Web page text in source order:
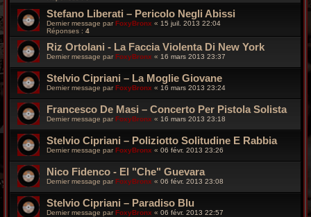
Stefano Liberati – Pericolo Negli Abissi
Dernier message parFoxyBronx « 15 juil. 2013 22:04
Réponses : 4
Riz Ortolani - La Faccia Violenta Di New York
Dernier message par FoxyBronx « 16 mars 2013 23:37
Stelvio Cipriani – La Moglie Giovane
Dernier message parFoxyBronx « 16 mars 2013 23:24
Francesco De Masi – Concerto Per Pistola Solista
Dernier message par FoxyBronx « 16 mars 2013 23:18
Stelvio Cipriani – Poliziotto Solitudine E Rabbia
Dernier message parFoxyBronx « 06 févr. 2013 23:26
Nico Fidenco - El "Che" Guevara
Dernier message par FoxyBronx « 06 févr. 2013 23:08
Stelvio Cipriani – Paradiso Blu
Dernier message parFoxyBronx « 06 févr. 2013 22:57